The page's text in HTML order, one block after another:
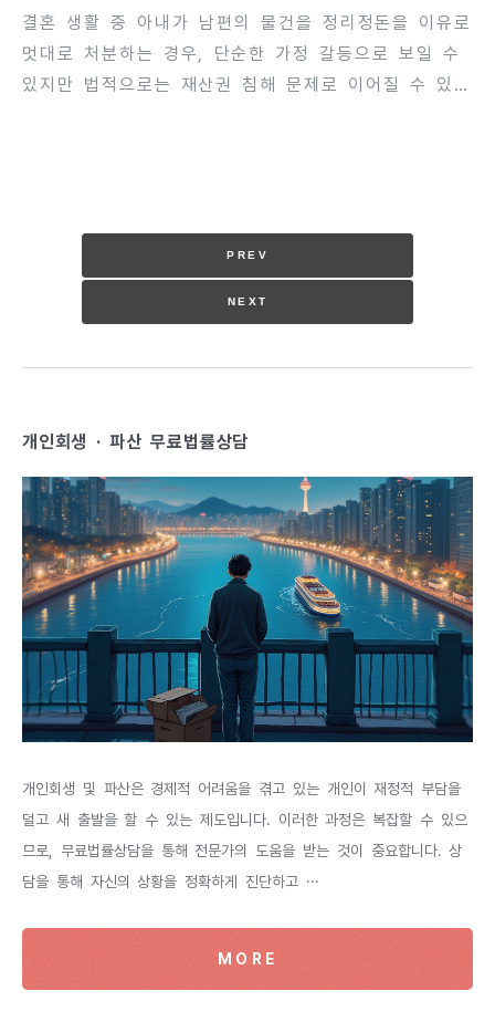
결혼 생활 중 아내가 남편의 물건을 정리정돈을 이유로
멋대로 처분하는 경우, 단순한 가정 갈등으로 보일 수
있지만 법적으로는 재산권 침해 문제로 이어질 수 있습
야 하며, 상대방의 동의 없이 재산을 처분하거나 손상
시키는 행위는 불법행위에 해당할 수 있습니다. 특히
고가의 물건이나 중요한 서류, 금융 관련 자료를 무단
리한 요소가 될 수 있습니다. 이 글에서는 아내가 남편
PREV
NEXT
개인회생 · 파산 무료법률상담
개인회생 및 파산은 경제적 어려움을 겪고 있는 개인이 재정적 부담을
덜고 새 출발을 할 수 있는 제도입니다. 이러한 과정은 복잡할 수 있으
므로, 무료법률상담을 통해 전문가의 도움을 받는 것이 중요합니다. 상
담을 통해 자신의 상황을 정확하게 진단하고 ···
MORE